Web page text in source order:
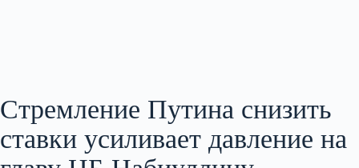
Стремление Путина снизить
ставки усиливает давление на